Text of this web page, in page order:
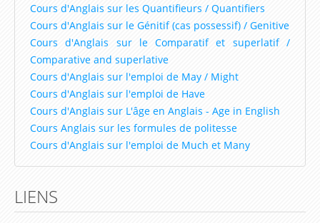
Cours d'Anglais sur les Quantifieurs / Quantifiers
Cours d'Anglais sur le Génitif (cas possessif) / Genitive
Cours d'Anglais sur le Comparatif et superlatif /
Comparative and superlative
Cours d'Anglais sur l'emploi de May / Might
Cours d'Anglais sur l'emploi de Have
Cours d'Anglais sur L'âge en Anglais - Age in English
Cours Anglais sur les formules de politesse
Cours d'Anglais sur l'emploi de Much et Many
LIENS